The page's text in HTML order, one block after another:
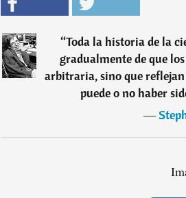
“Toda la historia de la
gradualmente de que
arbitraria, sino que
puede o no haber
―